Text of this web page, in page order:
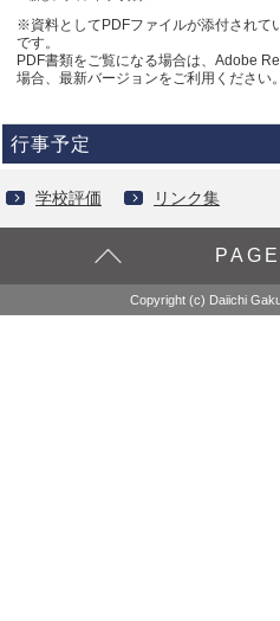
※資料としてPDFファイルが添付されて
です。
PDF書類をご覧になる場合は、Adobe
場合、最新バージョンをご利用ください。
行事予定
学校評価 リンク集
Copyright (c) Daiichi